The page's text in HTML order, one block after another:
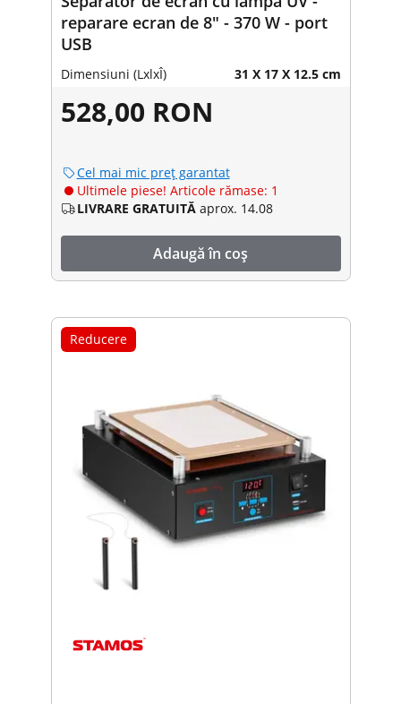
reparare ecran de 8" - 370 W - port
USB
Dimensiuni (LxlxÎ) 31 X 17 X 12.5 cm
528,00 RON
Cel mai mic preț garantat
Ultimele piese! Articole rămase: 1
LIVRARE GRATUITĂ aprox. 14.08
Adaugă în coș
Reducere